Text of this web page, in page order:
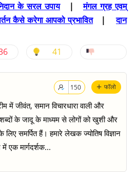
के सरल उपाय|मंगल ग्रह एवम्
कैसे करेगा आपको प्रभावित|दान
41
+ फॉलो
150
में जीवंत, समान विचारधारा वाली और
के जादू के माध्यम से लोगों को खुशी और
समर्पित हैं। हमारे लेखक ज्योतिष विज्ञान
एक मार्गदर्शक...